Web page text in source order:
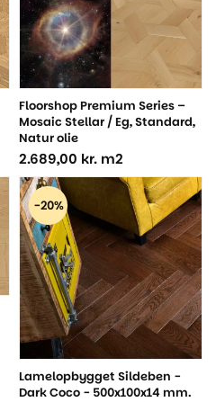
Floorshop Premium Series –
Mosaic Stellar / Eg, Standard,
Natur olie
2.689,00 kr. m2
-20%
Lamelopbygget Sildeben -
Dark Coco - 500x100x14 mm.